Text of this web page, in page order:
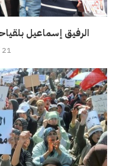
الرفيق إسماعيل
21 أبريل، 2017